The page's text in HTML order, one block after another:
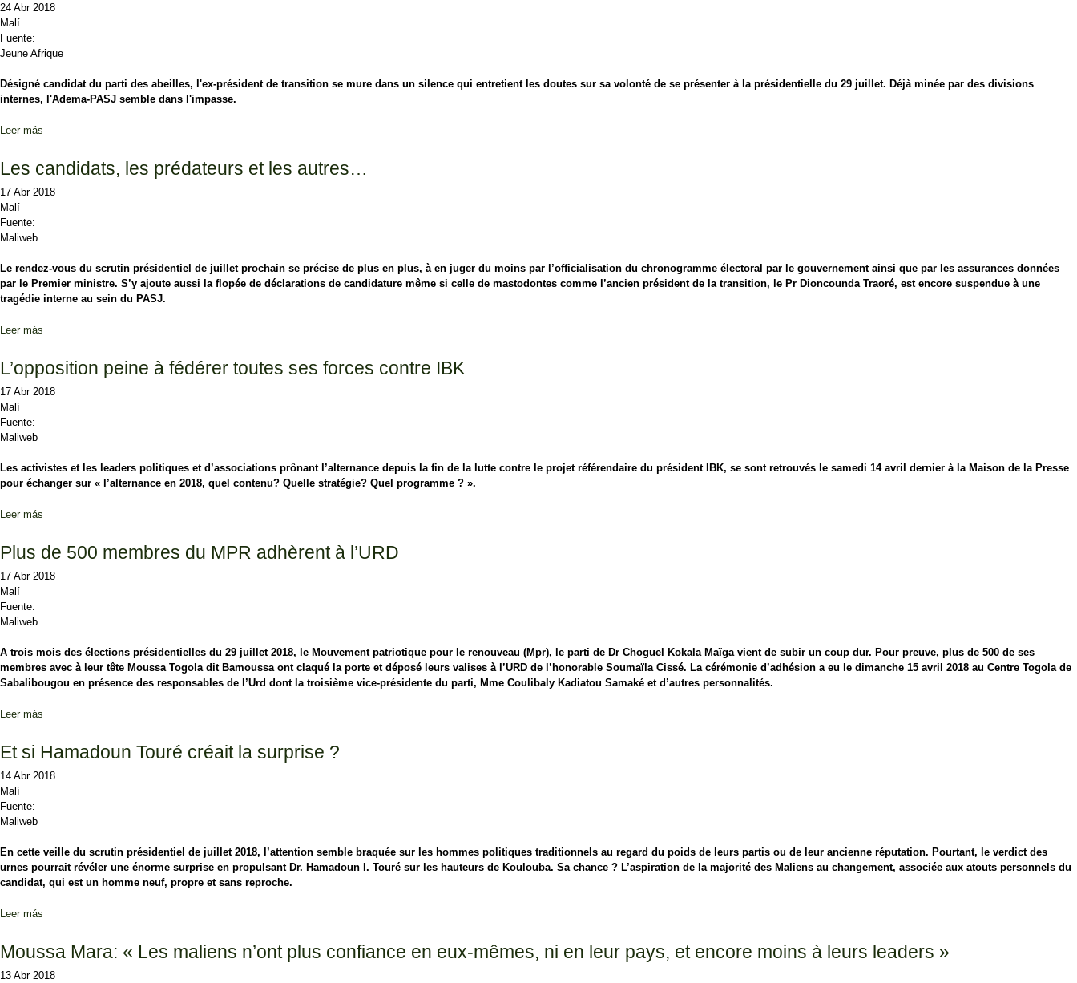
24 Abr 2018
Malí
Fuente:
Jeune Afrique
Désigné candidat du parti des abeilles, l'ex-président de transition se mure dans un silence qui entretient les doutes sur sa volonté de se présenter à la présidentielle du 29 juillet. Déjà minée par des divisions
internes, l'Adema-PASJ semble dans l'impasse.
Leer más
Les candidats, les prédateurs et les autres…
17 Abr 2018
Malí
Fuente:
Maliweb
Le rendez-vous du scrutin présidentiel de juillet prochain se précise de plus en plus, à en juger du moins par l’officialisation du chronogramme électoral par le gouvernement ainsi que par les assurances données
par le Premier ministre. S’y ajoute aussi la flopée de déclarations de candidature même si celle de mastodontes comme l’ancien président de la transition, le Pr Dioncounda Traoré, est encore suspendue à une
tragédie interne au sein du PASJ.
Leer más
L’opposition peine à fédérer toutes ses forces contre IBK
17 Abr 2018
Malí
Fuente:
Maliweb
Les activistes et les leaders politiques et d’associations prônant l’alternance depuis la fin de la lutte contre le projet référendaire du président IBK, se sont retrouvés le samedi 14 avril dernier à la Maison de la Presse
pour échanger sur « l’alternance en 2018, quel contenu? Quelle stratégie? Quel programme ? ».
Leer más
Plus de 500 membres du MPR adhèrent à l’URD
17 Abr 2018
Malí
Fuente:
Maliweb
A trois mois des élections présidentielles du 29 juillet 2018, le Mouvement patriotique pour le renouveau (Mpr), le parti de Dr Choguel Kokala Maïga vient de subir un coup dur. Pour preuve, plus de 500 de ses
membres avec à leur tête Moussa Togola dit Bamoussa ont claqué la porte et déposé leurs valises à l’URD de l’honorable Soumaïla Cissé. La cérémonie d’adhésion a eu le dimanche 15 avril 2018 au Centre Togola de
Sabalibougou en présence des responsables de l’Urd dont la troisième vice-présidente du parti, Mme Coulibaly Kadiatou Samaké et d’autres personnalités.
Leer más
Et si Hamadoun Touré créait la surprise ?
14 Abr 2018
Malí
Fuente:
Maliweb
En cette veille du scrutin présidentiel de juillet 2018, l’attention semble braquée sur les hommes politiques traditionnels au regard du poids de leurs partis ou de leur ancienne réputation. Pourtant, le verdict des
urnes pourrait révéler une énorme surprise en propulsant Dr. Hamadoun I. Touré sur les hauteurs de Koulouba. Sa chance ? L’aspiration de la majorité des Maliens au changement, associée aux atouts personnels du
candidat, qui est un homme neuf, propre et sans reproche.
Leer más
Moussa Mara: « Les maliens n’ont plus confiance en eux-mêmes, ni en leur pays, et encore moins à leurs leaders »
13 Abr 2018